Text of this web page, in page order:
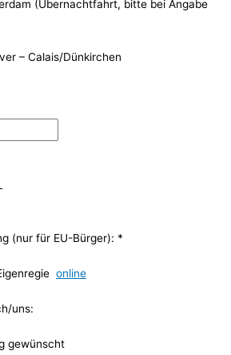
(Übernachtfahrt, bitte bei Angabe
– Calais/Dünkirchen
(nur für EU-Bürger): *
online
uns:
gewünscht